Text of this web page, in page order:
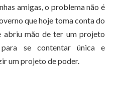
amigas, o problema não é
que hoje toma conta do
abriu mão de ter um projeto
se contentar única e
um projeto de poder.